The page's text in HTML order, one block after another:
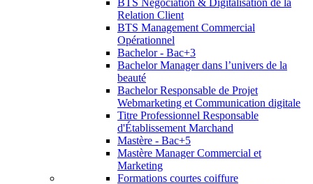
BTS Négociation & Digitalisation de la
Relation Client
BTS Management Commercial
Opérationnel
Bachelor - Bac+3
Bachelor Manager dans l’univers de la
beauté
Bachelor Responsable de Projet
Webmarketing et Communication digitale
Titre Professionnel Responsable
d'Établissement Marchand
Mastère - Bac+5
Mastère Manager Commercial et
Marketing
Formations courtes coiffure